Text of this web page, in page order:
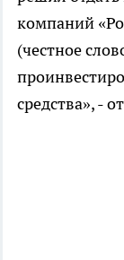
компаний
(честное
средства», -